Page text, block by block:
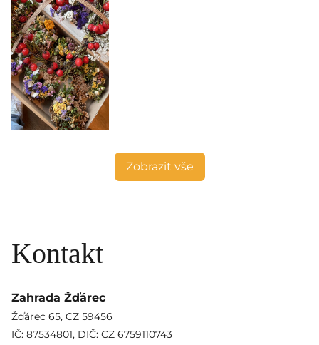
Zobrazit vše
Kontakt
Zahrada Žďárec
Žďárec 65, CZ 59456
IČ: 87534801, DIČ: CZ 6759110743